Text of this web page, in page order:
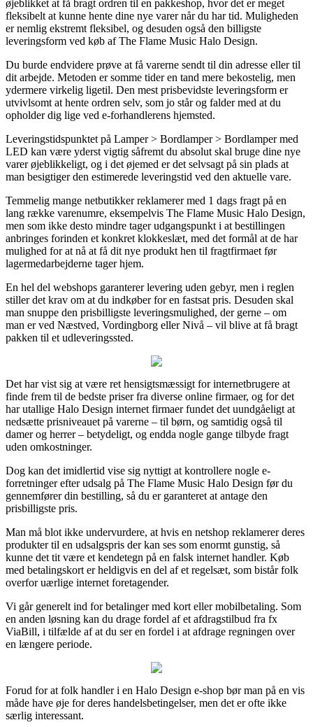
øjeblikket at få bragt ordren til en pakkeshop, hvor det er meget
fleksibelt at kunne hente dine nye varer når du har tid. Muligheden
er nemlig ekstremt fleksibel, og desuden også den billigste
leveringsform ved køb af The Flame Music Halo Design.
Du burde endvidere prøve at få varerne sendt til din adresse eller til
dit arbejde. Metoden er somme tider en tand mere bekostelig, men
ydermere virkelig ligetil. Den mest prisbevidste leveringsform er
utvivlsomt at hente ordren selv, som jo står og falder med at du
opholder dig lige ved e-forhandlerens hjemsted.
Leveringstidspunktet på Lamper > Bordlamper > Bordlamper med
LED kan være yderst vigtig såfremt du absolut skal bruge dine nye
varer øjeblikkeligt, og i det øjemed er det selvsagt på sin plads at
man besigtiger den estimerede leveringstid ved den aktuelle vare.
Temmelig mange netbutikker reklamerer med 1 dags fragt på en
lang række varenumre, eksempelvis The Flame Music Halo Design,
men som ikke desto mindre tager udgangspunkt i at bestillingen
anbringes forinden et konkret klokkeslæt, med det formål at de har
mulighed for at nå at få dit nye produkt hen til fragtfirmaet før
lagermedarbejderne tager hjem.
En hel del webshops garanterer levering uden gebyr, men i reglen
stiller det krav om at du indkøber for en fastsat pris. Desuden skal
man snuppe den prisbilligste leveringsmulighed, der gerne – om
man er ved Næstved, Vordingborg eller Nivå – vil blive at få bragt
pakken til et udleveringssted.
Det har vist sig at være ret hensigtsmæssigt for internetbrugere at
finde frem til de bedste priser fra diverse online firmaer, og for det
har utallige Halo Design internet firmaer fundet det uundgåeligt at
nedsætte prisniveauet på varerne – til børn, og samtidig også til
damer og herrer – betydeligt, og endda nogle gange tilbyde fragt
uden omkostninger.
Dog kan det imidlertid vise sig nyttigt at kontrollere nogle e-
forretninger efter udsalg på The Flame Music Halo Design før du
gennemfører din bestilling, så du er garanteret at antage den
prisbilligste pris.
Man må blot ikke undervurdere, at hvis en netshop reklamerer deres
produkter til en udsalgspris der kan ses som enormt gunstig, så
kunne det tit være et kendetegn på en falsk internet handler. Køb
med betalingskort er heldigvis en del af et regelsæt, som bistår folk
overfor uærlige internet foretagender.
Vi går generelt ind for betalinger med kort eller mobilbetaling. Som
en anden løsning kan du drage fordel af et afdragstilbud fra fx
ViaBill, i tilfælde af at du ser en fordel i at afdrage regningen over
en længere periode.
Forud for at folk handler i en Halo Design e-shop bør man på en vis
måde have øje for deres handelsbetingelser, men det er ofte ikke
særlig interessant.